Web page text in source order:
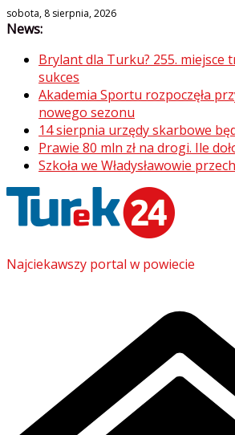
Skip
to
sobota, 8 sierpnia, 2026
News:
Brylant dla Turku? 255. miejsce
sukces
Akademia Sportu rozpoczęła
nowego sezonu
14 sierpnia urzędy skarbowe
Prawie 80 mln zł na drogi. Ile
Szkoła we Władysławowie
Najciekawszy portal w powiecie